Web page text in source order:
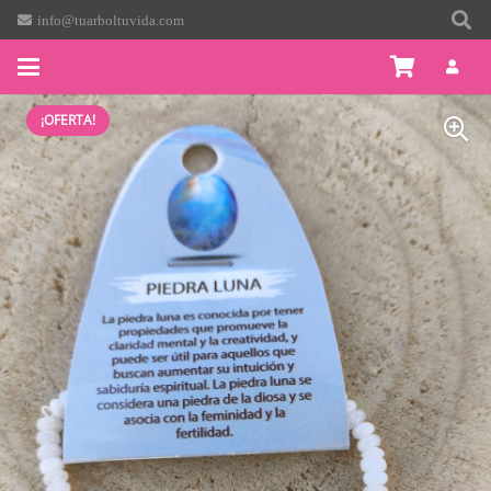
info@tuarboltuvida.com
¡OFERTA!